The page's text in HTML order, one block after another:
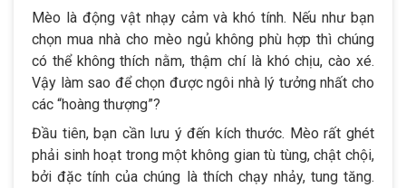
Mèo là động vật nhạy cảm và khó tính. Nếu như bạn
chọn mua nhà cho mèo ngủ không phù hợp thì chúng
có thể không thích nằm, thậm chí là khó chịu, cào xé.
Vậy làm sao để chọn được ngôi nhà lý tưởng nhất cho
các “hoàng thượng”?
Đầu tiên, bạn cần lưu ý đến kích thước. Mèo rất ghét
phải sinh hoạt trong một không gian tù tùng, chật chội,
bởi đặc tính của chúng là thích chạy nhảy, tung tăng.